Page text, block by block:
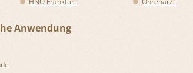
Anwendung